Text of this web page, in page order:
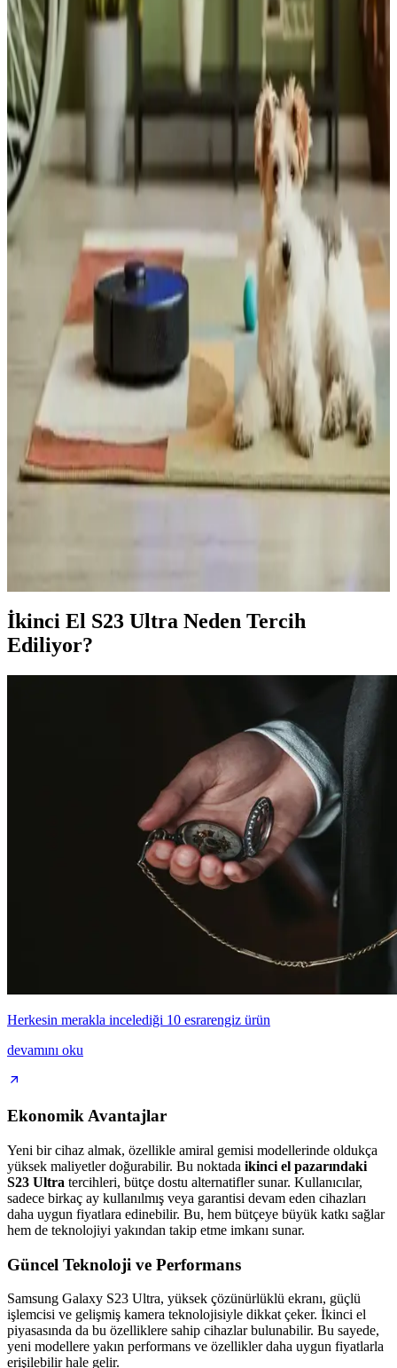
Günlük karar verme süreçlerinde teknoloji ve yapay zeka destekli
araçlar, alışverişten finansal planlamaya kadar çeşitli alanlarda karar
yorgunluğunu azaltarak verimliliği artırıyor.
Miami'de Otonom ve Drone Fırlatan Yeni Polis
Aracının Teknolojik ve Toplumsal Boyutları
Miami polis teşkilatı, otonom sürüş ve drone fırlatma özellikli yeni
aracını tanıttı. Teknolojik avantajlar kadar etik ve güvenlik endişeleri
de gündemde.
Deniz Suyunda Çözünebilen ve Mikroplastik
Bırakmayan Yeni Plastik Malzeme Geliştirilmesi
Japon bilim insanları, deniz suyunda birkaç saat içinde tamamen
çözünebilen ve mikroplastik bırakmayan dayanıklı yeni bir plastik
geliştirdi. Bu malzeme çevre dostu özellikleriyle plastik kirliliğine
çözüm sunuyor.
Ses Tabanlı Yangın Söndürme Sistemi: Suya
Alternatif İnfrasound Teknolojisi
Kaliforniya'da geliştirilen ses tabanlı yangın söndürme sistemi,
infrasound dalgalarıyla oksijeni azaltarak yangını bastırıyor. Su
hasarını önleyen bu teknoloji, elektronik alanlarda güvenli kullanım
sunuyor.
Robot Süpürge Seçiminde Gürültü ve Komşu
Rahatsızlığına Dair Güncel Teknolojik Çözümler
İkinci El S23 Ultra Neden Tercih
Ediliyor?
Herkesin merakla incelediği 10 esrarengiz ürün
devamını oku
Ekonomik Avantajlar
Yeni bir cihaz almak, özellikle amiral gemisi modellerinde oldukça
yüksek maliyetler doğurabilir. Bu noktada ikinci el pazarındaki
S23 Ultra tercihleri, bütçe dostu alternatifler sunar. Kullanıcılar,
sadece birkaç ay kullanılmış veya garantisi devam eden cihazları
daha uygun fiyatlara edinebilir. Bu, hem bütçeye büyük katkı sağlar
hem de teknolojiyi yakından takip etme imkanı sunar.
Güncel Teknoloji ve Performans
Samsung Galaxy S23 Ultra, yüksek çözünürlüklü ekranı, güçlü
işlemcisi ve gelişmiş kamera teknolojisiyle dikkat çeker. İkinci el
piyasasında da bu özelliklere sahip cihazlar bulunabilir. Bu sayede,
yeni modellere yakın performans ve özellikler daha uygun fiyatlarla
erişilebilir hale gelir.